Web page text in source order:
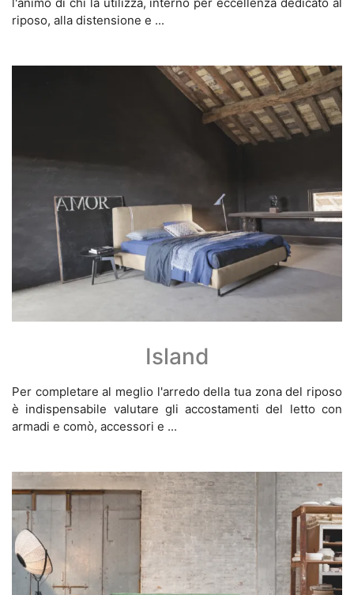
riposo, alla distensione e ...
Island
Per completare al meglio l'arredo della tua zona del riposo
è indispensabile valutare gli accostamenti del letto con
armadi e comò, accessori e ...